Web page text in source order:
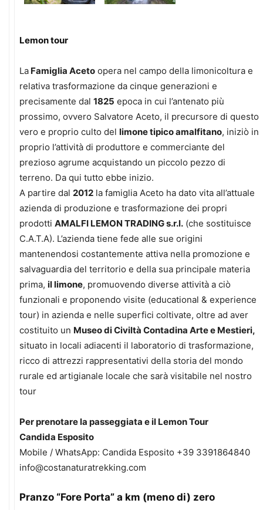
Lemon tour
La Famiglia Aceto opera nel campo della limonicoltura e
relativa trasformazione da cinque generazioni e
precisamente dal 1825 epoca in cui l’antenato più
prossimo, ovvero Salvatore Aceto, il precursore di questo
vero e proprio culto del limone tipico amalfitano, iniziò in
proprio l’attività di produttore e commerciante del
prezioso agrume acquistando un piccolo pezzo di
terreno. Da qui tutto ebbe inizio.
A partire dal 2012 la famiglia Aceto ha dato vita all’attuale
azienda di produzione e trasformazione dei propri
prodotti AMALFI LEMON TRADING s.r.l. (che sostituisce
C.A.T.A). L’azienda tiene fede alle sue origini
mantenendosi costantemente attiva nella promozione e
salvaguardia del territorio e della sua principale materia
prima, il limone, promuovendo diverse attività a ciò
funzionali e proponendo visite (educational & experience
tour) in azienda e nelle superfici coltivate, oltre ad aver
costituito un Museo di Civiltà Contadina Arte e Mestieri,
situato in locali adiacenti il laboratorio di trasformazione,
ricco di attrezzi rappresentativi della storia del mondo
rurale ed artigianale locale che sarà visitabile nel nostro
tour
Per prenotare la passeggiata e il Lemon Tour
Candida Esposito
Mobile / WhatsApp: Candida Esposito +39 3391864840
info@costanaturatrekking.com
Pranzo “Fore Porta” a km (meno di) zero